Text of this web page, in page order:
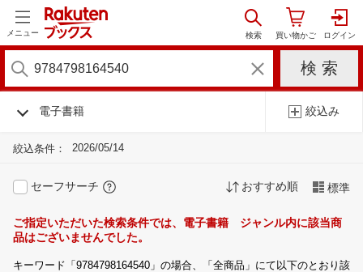
メニュー
電子書籍 絞込み
絞込条件： 2026/05/14
セーフサーチ おすすめ順 標準
ご指定いただいた検索条件では、電子書籍 ジャンル内に該当商
品はございませんでした。
キーワード「9784798164540」の場合、「全商品」にて以下のとおり該